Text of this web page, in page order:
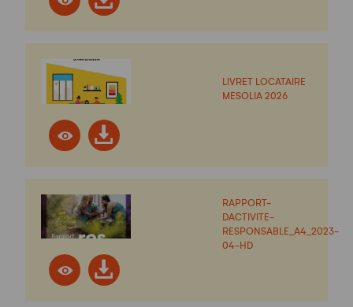
LIVRET LOCATAIRE
MESOLIA 2026
RAPPORT-
DACTIVITE-
RESPONSABLE_A4_2023-
04-HD